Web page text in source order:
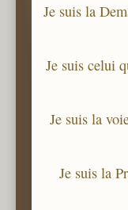
Je suis la
Je suis celui
Je suis la
Je suis la